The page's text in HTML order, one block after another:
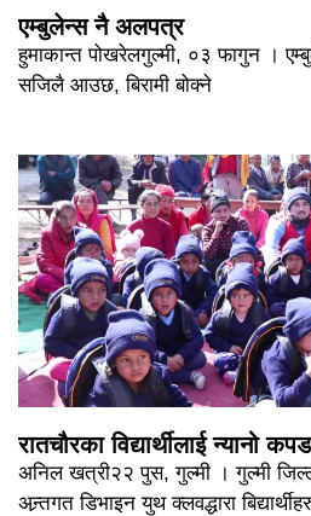
एम्बुलेन्स नै अलपत्र
हुमाकान्त पोखरेलगुल्मी, ०३ फागुन ।
सजिलै आउछ, बिरामी बोक्ने
रातचौरका विद्यार्थीलाई न्यानो
अनिल खत्री२२ पुस, गुल्मी । गुल्मी
अन्र्तगत डिभाइन युथ क्लवद्धारा